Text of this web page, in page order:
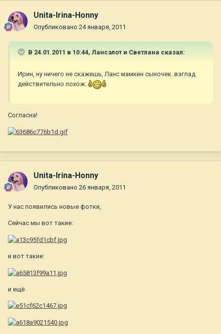
Unita-Irina-Honny
Опубликовано 24 января, 2011
В 24.01.2011 в 10:44, Лансэлот и Светлана сказал:
Ирин, ну ничего не скажешь, Ланс мамкин сыночек. взглад
действительно похож.
Согласна!
Unita-Irina-Honny
Опубликовано 26 января, 2011
У нас появились новые фотки,
Сейчас мы вот такие:
и вот такие:
и ещё